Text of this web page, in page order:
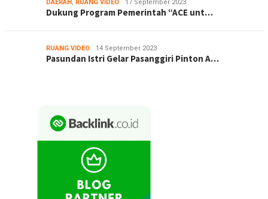
DAERAH, RUANG VIDEO 17 September 2023
Dukung Program Pemerintah “ACE unt…
RUANG VIDEO 14 September 2023
Pasundan Istri Gelar Pasanggiri Pinton A…